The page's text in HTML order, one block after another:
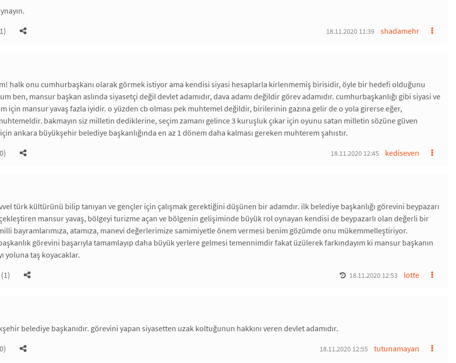
shadamehr
18.11.2020 11:39
halk onu cumhurbaşkanı olarak görmek istiyor ama kendisi siyasi hesaplarla kirlenmemiş birisidir, öyle bir hedefi olduğunu
ben, mansur başkan aslında siyasetçi değil devlet adamıdır, dava adamı değildir görev adamıdır. cumhurbaşkanlığı gibi siyasi ve
için mansur yavaş fazla iyidir. o yüzden cb olması pek muhtemel değildir, birilerinin gazına gelir de o yola girerse eğer,
bakmayın siz milletin dediklerine, seçim zamanı gelince 3 kuruşluk çıkar için oyunu satan milletin sözüne güven
ankara büyükşehir belediye başkanlığında en az 1 dönem daha kalması gereken muhterem şahıstır.
kediseven
18.11.2020 12:45
türk kültürünü bilip tanıyan ve gençler için çalışmak gerektiğini düşünen bir adamdır. ilk belediye başkanlığı görevini beypazarı
mansur yavaş, bölgeyi turizme açan ve bölgenin gelişiminde büyük rol oynayan kendisi de beypazarlı olan değerli bir
bayramlarımıza, atamıza, manevi değerlerimize samimiyetle önem vermesi benim gözümde onu mükemmelleştiriyor.
görevini başarıyla tamamlayıp daha büyük yerlere gelmesi temennimdir fakat üzülerek farkındayım ki mansur başkanın
yoluna taş koyacaklar.
(1) lotte
18.11.2020 12:53
belediye başkanıdır. görevini yapan siyasetten uzak koltuğunun hakkını veren devlet adamıdır.
tutunamayan
18.11.2020 12:55